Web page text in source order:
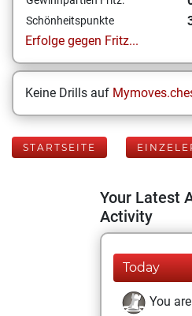
Schönheitspunkte
Erfolge gegen Fritz...
Keine Drills auf
STARTSEITE
Your Latest
Activity
Today
You